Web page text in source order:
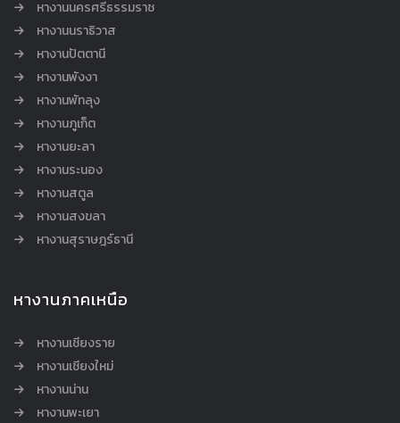
หางานนครศรีธรรมราช
หางานนราธิวาส
หางานปัตตานี
หางานพังงา
หางานพัทลุง
หางานภูเก็ต
หางานยะลา
หางานระนอง
หางานสตูล
หางานสงขลา
หางานสุราษฎร์ธานี
หางานภาคเหนือ
หางานเชียงราย
หางานเชียงใหม่
หางานน่าน
หางานพะเยา